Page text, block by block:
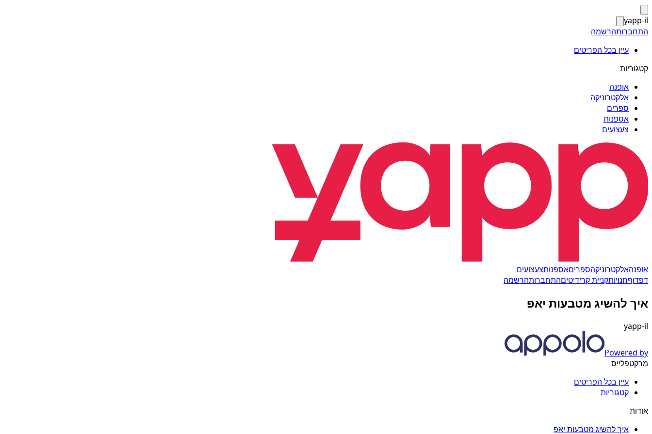
yapp-il
התחברותהרשמה
עיין בכל הפריטים
קטגוריות
אופנה
אלקטרוניקה
ספרים
אספנות
צעצועים
אופנהאלקטרוניקהספריםאספנותצעצועים
דפדוףחנויותקניית קרידיטיםהתחברותהרשמה
איך להשיג מטבעות יאפ
yapp-il
Powered by
מרקטפלייס
עיין בכל הפריטים
קטגוריות
אודות
איך להשיג מטבעות יאפ